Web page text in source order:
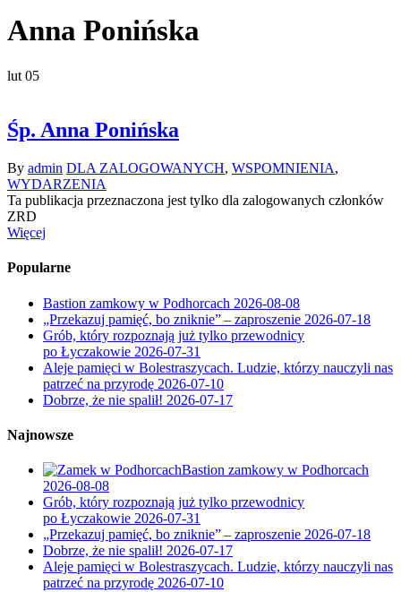
Anna Ponińska
lut 05
Śp. Anna Ponińska
By admin DLA ZALOGOWANYCH, WSPOMNIENIA,
WYDARZENIA
Ta publikacja przeznaczona jest tylko dla zalogowanych członków
ZRD
Więcej
Popularne
Bastion zamkowy w Podhorcach 2026-08-08
„Przekazuj pamięć, bo zniknie” – zaproszenie 2026-07-18
Grób, który rozpoznają już tylko przewodnicy
po Łyczakowie 2026-07-31
Aleje pamięci w Bolestraszycach. Ludzie, którzy nauczyli nas
patrzeć na przyrodę 2026-07-10
Dobrze, że nie spalił! 2026-07-17
Najnowsze
Bastion zamkowy w Podhorcach
2026-08-08
Grób, który rozpoznają już tylko przewodnicy
po Łyczakowie 2026-07-31
„Przekazuj pamięć, bo zniknie” – zaproszenie 2026-07-18
Dobrze, że nie spalił! 2026-07-17
Aleje pamięci w Bolestraszycach. Ludzie, którzy nauczyli nas
patrzeć na przyrodę 2026-07-10